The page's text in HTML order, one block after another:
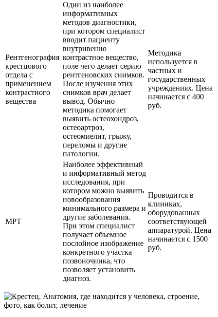
Рентгенография
крестцового
отдела с
применением
контрастного
вещества
Один из наиболее
информативных
методов диагностики,
при котором специалист
вводит пациенту
внутривенно
контрастное вещество,
поле чего делает серию
рентгеновских снимков.
После изучения этих
снимков врач делает
вывод. Обычно
методика помогает
выявить остеохондроз,
остеоартроз,
остеомиелит, грыжу,
переломы и другие
патологии.
Методика
используется в
частных и
государственных
учреждениях. Цена
начинается с 400
руб.
МРТ
Наиболее эффективный
и информативный метод
исследования, при
котором можно выявить
новообразования
минимального размера и
другие заболевания.
При этом специалист
получает объемное
послойное изображение
конкретного участка
позвоночника, что
позволяет установить
диагноз.
Проводится в
клиниках,
оборудованных
соответствующей
аппаратурой. Цена
начинается с 1500
руб.